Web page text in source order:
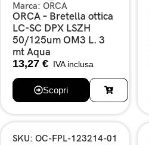
Marca: ORCA
ORCA – Bretella ottica
LC-SC DPX LSZH
50/125um OM3 L. 3
mt Aqua
13,27 € IVA inclusa
Scopri
SKU: OC-FPL-123214-01